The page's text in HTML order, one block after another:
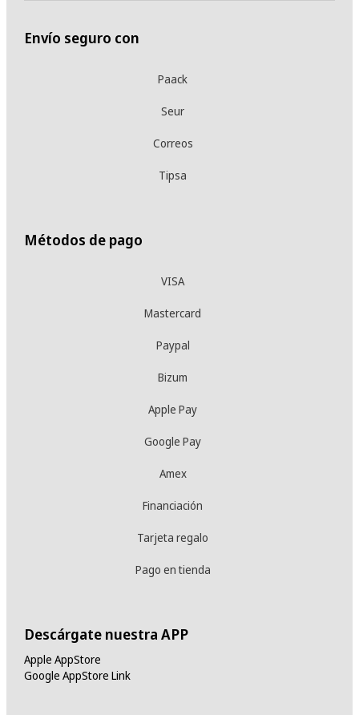
Envío seguro con
Paack
Seur
Correos
Tipsa
Métodos de pago
VISA
Mastercard
Paypal
Bizum
Apple Pay
Google Pay
Amex
Financiación
Tarjeta regalo
Pago en tienda
Descárgate nuestra APP
Apple AppStore
Google AppStore Link